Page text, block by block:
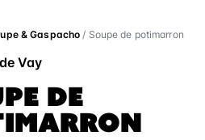
& Gaspacho/ Soupe de potimarron
Vay
DE